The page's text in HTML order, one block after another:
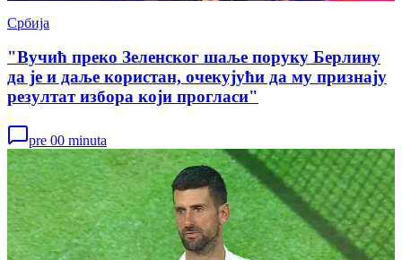
Србија
"Вучић преко Зеленског шаље поруку Берлину
да је и даље користан, очекујући да му признају
резултат избора који прогласи"
pre 00 minuta